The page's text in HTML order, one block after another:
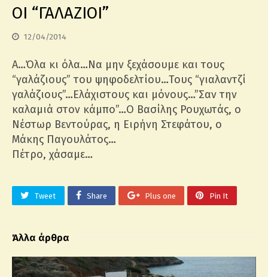
ΟΙ “ΓΑΛΑΖΙΟΙ”
12/04/2014
Α…Όλα κι όλα…Να μην ξεχάσουμε και τους
“γαλάζιους” του ψηφοδελτίου…Τους “γιαλαντζί
γαλάζιους”…Ελάχιστους και μόνους…”Σαν την
καλαμιά στον κάμπο”…Ο Βασίλης Ρουχωτάς, ο
Νέστωρ Βεντούρας, η Ειρήνη Στεφάτου, ο
Μάκης Παγουλάτος…
Πέτρο, χάσαμε…
Tweet Share Plus one Pin It
Άλλα άρθρα